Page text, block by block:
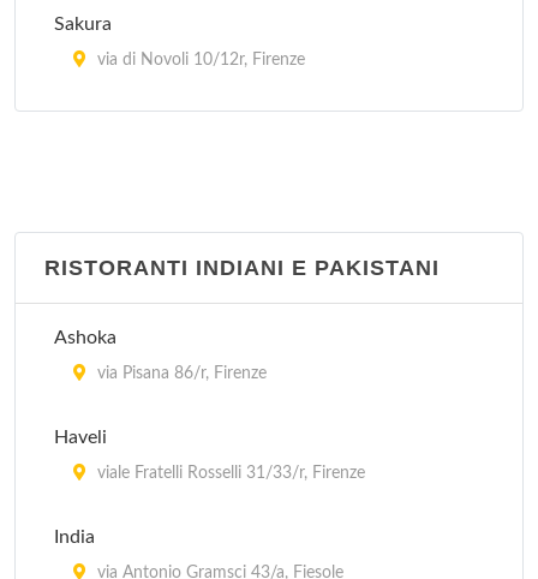
Sakura
via di Novoli 10/12r, Firenze
RISTORANTI INDIANI E PAKISTANI
Ashoka
via Pisana 86/r, Firenze
Haveli
viale Fratelli Rosselli 31/33/r, Firenze
India
via Antonio Gramsci 43/a, Fiesole